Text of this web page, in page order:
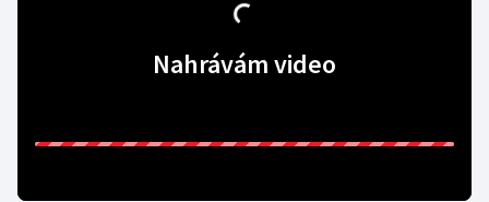
Moderní pětibojNahrávám video